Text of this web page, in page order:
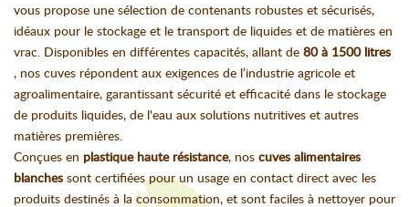
vous propose une sélection de contenants robustes et sécurisés,
idéaux pour le stockage et le transport de liquides et de matières en
vrac. Disponibles en différentes capacités, allant de 80 à 1500 litres
, nos cuves répondent aux exigences de l’industrie agricole et
agroalimentaire, garantissant sécurité et efficacité dans le stockage
de produits liquides, de l'eau aux solutions nutritives et autres
matières premières.
Conçues en plastique haute résistance, nos cuves alimentaires
blanches sont certifiées pour un usage en contact direct avec les
produits destinés à la consommation, et sont faciles à nettoyer pour